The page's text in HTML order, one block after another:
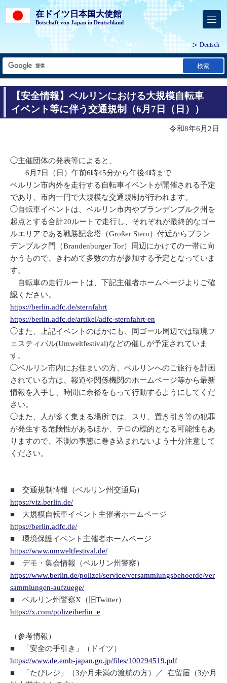
在ドイツ日本国大使館
Botschaft von Japan in Deutschland
Deutsch
検索
【安全情報】ベルリンにおける大規模自転車
イベント等に伴う交通規制（6月7日（日））
令和8年6月2日
◯主催団体の発表等によると、
6月7日（日）午前6時45分から午後4時まで
ベルリン市内外を走行する自転車イベントが開催される予定
であり、市内一円で大規模な交通規制が行われます。
◯自転車イベントは、ベルリン市内やブランデンブルク州を
起点とする合計20ルートで走行し、それぞれが最終的なゴー
ルエリアである戦勝記念塔（Großer Stern）付近からブラン
デンブルク門（Brandenburger Tor）周辺にかけての一帯に向
かうもので、きわめて多数の方が参加する予定となっていま
す。
自転車の走行ルートは、下記主催者ホームページよりご確
認ください。
https://berlin.adfc.de/sternfahrt
https://berlin.adfc.de/artikel/adfc-sternfahrt-en
◯また、上記イベントのほかにも、同ゴール周辺では環境フ
ェスティバル(Umweltfestival)などの催しが予定されていま
す。
◯ベルリン市内にお住まいの方、ベルリンへのご旅行を計画
されている方は、報道や関係機関のホームページ等から最新
情報を入手し、時間に余裕をもって行動するようにしてくだ
さい。
◯また、人が多く集まる場所では、スリ、置き引き等の犯罪
が発生する危険性があるほか、テロの標的となる可能性もあ
りますので、不測の事態に巻き込まれないよう十分注意して
ください。
■ 交通規制情報（ベルリン州交通局）
https://viz.berlin.de/
■ 大規模自転車イベント主催者ホームページ
https://berlin.adfc.de/
■ 環境保護イベント主催者ホームページ
https://www.umweltfestival.de/
■ デモ・集会情報（ベルリン州警察）
https://www.berlin.de/polizei/service/versammlungsbehoerde/ver
sammlungen-aufzuege/
■ ベルリン州警察X（旧Twitter）
https://x.com/polizeiberlin_e
（参考情報）
■ 「安全の手引き」（ドイツ）
https://www.de.emb-japan.go.jp/files/100294519.pdf
■ 「たびレジ」（3か月未満の渡航の方）／ 在留届（3か月